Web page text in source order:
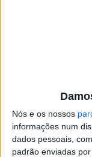
Nós e os nossos
informações num
dados pessoais,
padrão enviadas
A Serra da
que são locais
internacional. No
visualizar
já sido
conhecimento